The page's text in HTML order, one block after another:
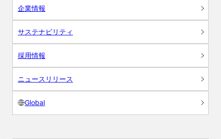
企業情報
サステナビリティ
採用情報
ニュースリリース
Global